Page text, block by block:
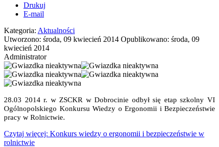
Drukuj
E-mail
Kategoria: Aktualności
Utworzono: środa, 09 kwiecień 2014 Opublikowano: środa, 09
kwiecień 2014
Administrator
28.03 2014 r. w ZSCKR w Dobrocinie odbył się etap szkolny VI
Ogólnopolskiego Konkursu Wiedzy o Ergonomii i Bezpieczeństwie
pracy w Rolnictwie.
Czytaj więcej: Konkurs wiedzy o ergonomii i bezpieczeństwie w
rolnictwie